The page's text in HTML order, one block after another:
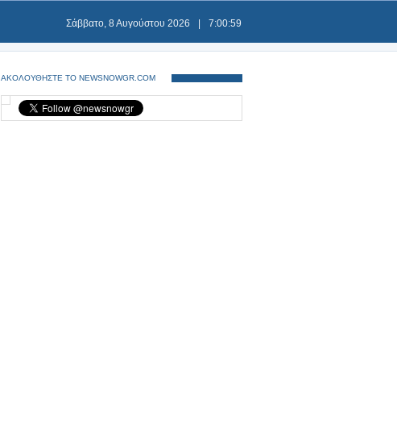
Σάββατο, 8 Αυγούστου 2026 7:01:00
ΑΚΟΛΟΥΘΗΣΤΕ ΤΟ NEWSNOWGR.COM